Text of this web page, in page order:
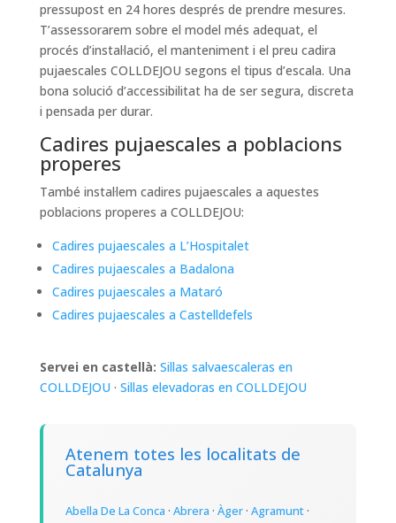
pressupost en 24 hores després de prendre mesures.
T’assessorarem sobre el model més adequat, el
procés d’instal·lació, el manteniment i el preu cadira
pujaescales COLLDEJOU segons el tipus d’escala. Una
bona solució d’accessibilitat ha de ser segura, discreta
i pensada per durar.
Cadires pujaescales a poblacions
properes
També instal·lem cadires pujaescales a aquestes
poblacions properes a COLLDEJOU:
Cadires pujaescales a L’Hospitalet
Cadires pujaescales a Badalona
Cadires pujaescales a Mataró
Cadires pujaescales a Castelldefels
Servei en castellà: Sillas salvaescaleras en
COLLDEJOU · Sillas elevadoras en COLLDEJOU
Atenem totes les localitats de
Catalunya
Abella De La Conca · Abrera · Àger· Agramunt·